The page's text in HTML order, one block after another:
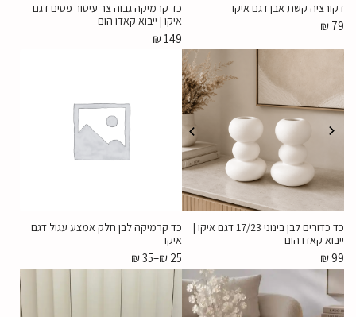
דקורציה קשת אבן דגם איקו
₪ 79
כד קרמיקה גבוה צר עיטור פסים דגם
איקו | ייבוא קאדו הום
₪149
כד כדורים לבן בינוני 17/23 דגם איקו |
ייבוא קאדו הום
₪99
כד קרמיקה לבן חלק אמצע עגול דגם
איקו
₪ 25
–
₪35